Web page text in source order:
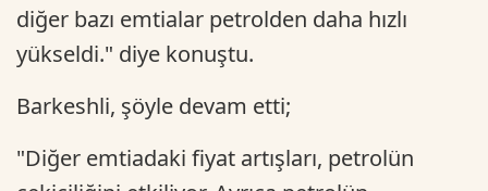
diğer bazı emtialar petrolden daha hızlı
yükseldi." diye konuştu.
Barkeshli, şöyle devam etti;
"Diğer emtiadaki fiyat artışları, petrolün